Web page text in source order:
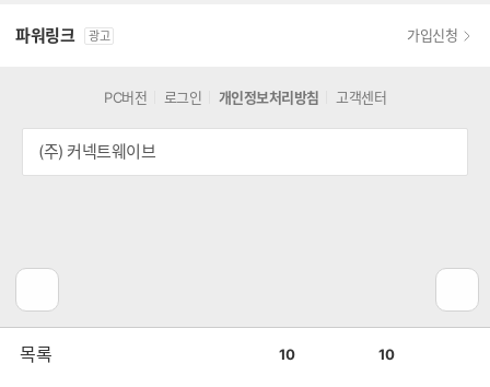
파워링크 광고 가입신청
PC버전 로그인 개인정보처리방침 고객센터
(주) 커넥트웨이브
목록 10 10